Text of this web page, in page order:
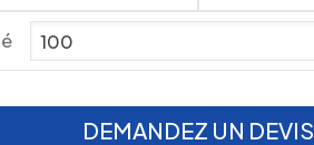
DEMANDEZ UN DEVIS